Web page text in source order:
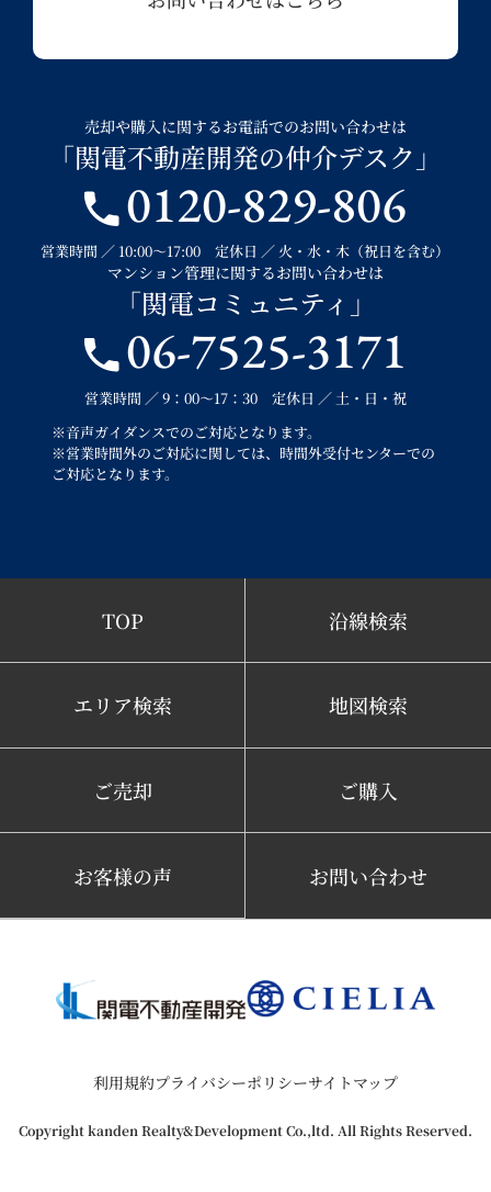
売却や購入に関するお電話でのお問い合わせは
「関電不動産開発の仲介デスク」
0120-829-806
営業時間 ／ 10:00～17:00 定休日 ／ 火・水・木（祝日を含む）
マンション管理に関するお問い合わせは
「関電コミュニティ」
06-7525-3171
営業時間 ／ 9：00～17：30 定休日 ／ 土・日・祝
※音声ガイダンスでのご対応となります。
※営業時間外のご対応に関しては、時間外受付センターでの
ご対応となります。
TOP 沿線検索
エリア検索 地図検索
ご売却 ご購入
お客様の声 お問い合わせ
利用規約プライバシーポリシーサイトマップ
Copyright kanden Realty&Development Co.,ltd. All Rights Reserved.